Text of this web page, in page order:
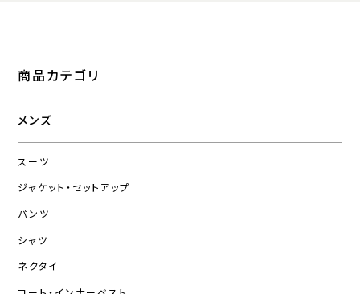
商品カテゴリ
メンズ
スーツ
ジャケット・セットアップ
パンツ
シャツ
ネクタイ